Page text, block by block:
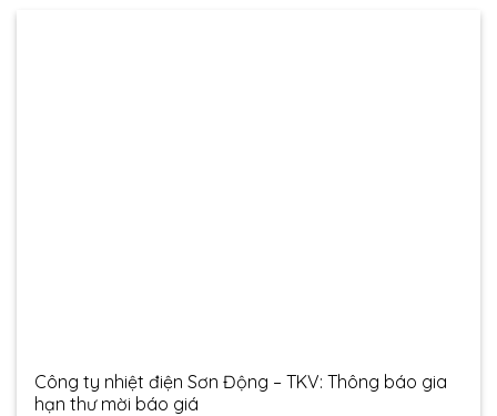
Công ty nhiệt điện Sơn Động – TKV: Thông báo gia
hạn thư mời báo giá